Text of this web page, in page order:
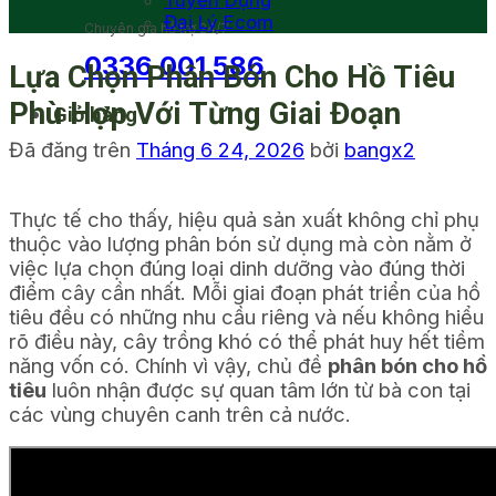
Chuyên gia hỗ trợ 24/7
0336 001 586
Giỏ hàng
Đại Lý Ecom
Lựa Chọn Phân Bón Cho Hồ Tiêu
Phù Hợp Với Từng Giai Đoạn
Đã đăng trên Tháng 6 24, 2026 bởi bangx2
Thực tế cho thấy, hiệu quả sản xuất không chỉ phụ
thuộc vào lượng phân bón sử dụng mà còn nằm ở
việc lựa chọn đúng loại dinh dưỡng vào đúng thời
điểm cây cần nhất. Mỗi giai đoạn phát triển của hồ
tiêu đều có những nhu cầu riêng và nếu không hiểu
rõ điều này, cây trồng khó có thể phát huy hết tiềm
năng vốn có. Chính vì vậy, chủ đề phân bón cho hồ
tiêu luôn nhận được sự quan tâm lớn từ bà con tại
các vùng chuyên canh trên cả nước.